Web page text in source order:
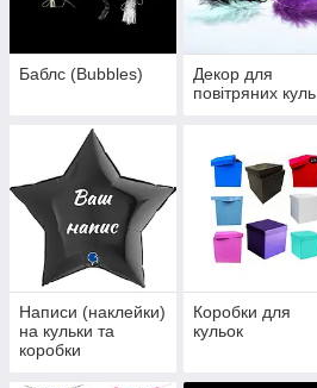
Баблс (Bubbles)
Декор для
повітряних куль
Написи (наклейки)
на кульки та
коробки
Коробки для
кульок